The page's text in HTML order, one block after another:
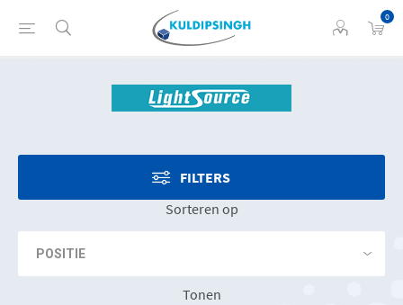
0
FILTERS
Sorteren op
Tonen